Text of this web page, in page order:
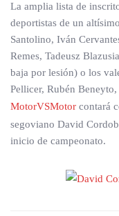
La amplia lista de
deportistas de un
Santolino, Iván
Remes, Tadeusz
baja por lesión) o los
Pellicer, Rubén
MotorVSMotor contará
segoviano David
inicio de campeonato.